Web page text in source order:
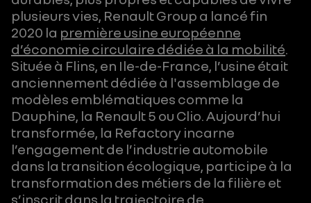
plusieurs vies, Renault Group a lancé fin
2020 la première usine européenne
d’économie circulaire dédiée à la mobilité.
Située à Flins, en Ile-de-France, l’usine était
anciennement dédiée à l'assemblage de
modèles emblématiques comme la
Dauphine, la Renault 5 ou Clio. Aujourd’hui
transformée, la Refactory incarne
l’engagement de l’industrie automobile
dans la transition écologique, participe à la
transformation des métiers de la filière et
s’inscrit dans la trajectoire de